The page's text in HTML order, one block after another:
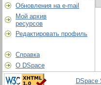
Обновления на e-mail
Мой архив
ресурсов
Редактировать профиль
Справка
О DSpace
DSpace